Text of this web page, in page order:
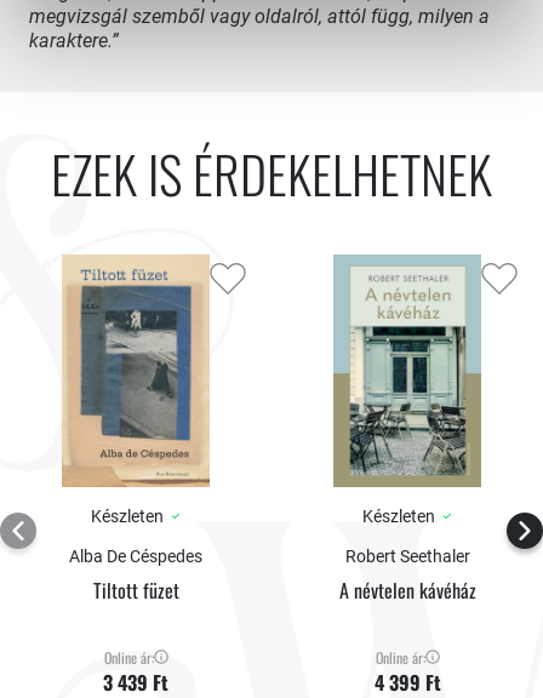
megvizsgál szemből vagy oldalról, attól függ, milyen a
karaktere.”
EZEK IS ÉRDEKELHETNEK
Készleten
Alba De Céspedes
Tiltott füzet
Online ár:
3 439 Ft
Készleten
Robert Seethaler
A névtelen kávéház
Online ár:
4 399 Ft